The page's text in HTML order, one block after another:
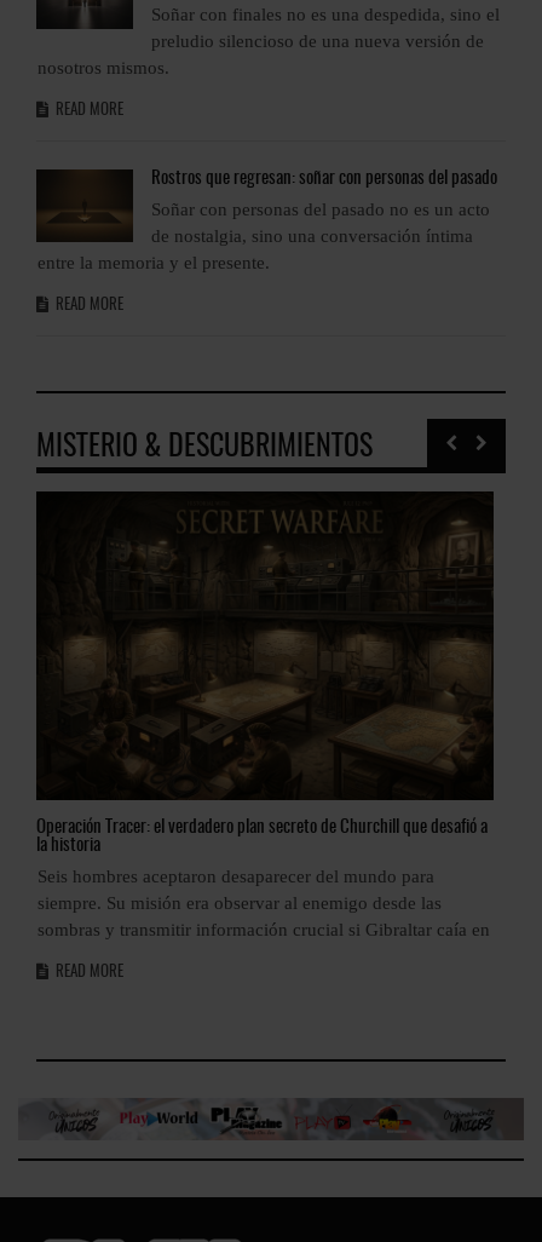
Soñar con finales no es una despedida, sino el
preludio silencioso de una nueva versión de
nosotros mismos.
READ MORE
Rostros que regresan: soñar con personas del pasado
Soñar con personas del pasado no es un acto
de nostalgia, sino una conversación íntima
entre la memoria y el presente.
READ MORE
MISTERIO & DESCUBRIMIENTOS
Operación Tracer: el verdadero plan secreto de Churchill que desafió a
la historia
Seis hombres aceptaron desaparecer del mundo para
siempre. Su misión era observar al enemigo desde las
sombras y transmitir información crucial si Gibraltar caía en
READ MORE